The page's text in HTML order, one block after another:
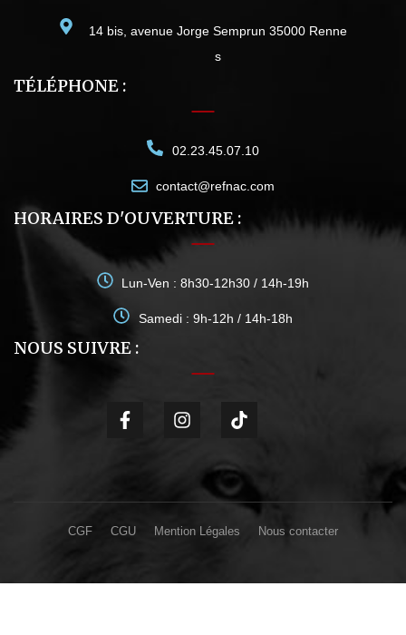
14 bis, avenue Jorge Semprun 35000 Renne
s
TÉLÉPHONE :
02.23.45.07.10
contact@refnac.com
HORAIRES D'OUVERTURE :
Lun-Ven : 8h30-12h30 / 14h-19h
Samedi : 9h-12h / 14h-18h
NOUS SUIVRE :
CGF CGU Mention Légales Nous contacter